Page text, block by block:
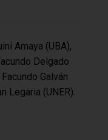
Amaya (UBA),
Delgado
Galván
Legaria (UNER).